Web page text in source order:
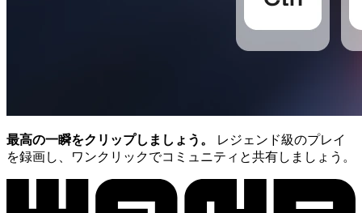
最高の一瞬をクリップしましょう。
レジェンド級のプレイ
を録画し、ワンクリックでコミュニティと共有しましょう。